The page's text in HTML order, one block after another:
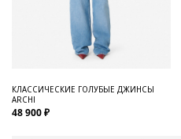
КЛАССИЧЕСКИЕ ГОЛУБЫЕ ДЖИНСЫ
ARCHI
48 900 ₽